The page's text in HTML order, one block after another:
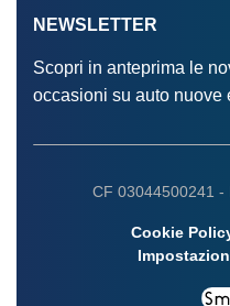
NEWSLETTER
Scopri in anteprima le
occasioni su auto nuove
CF 03044500241 -
Cookie